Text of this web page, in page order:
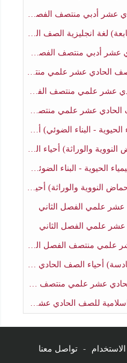
أدبي منتصف الفصل الثاني
الصف الحادي عشر أدبي الفصل الثاني
أدبي منتصف الفصل الثاني
عشر علمي منتصف الفصل الثاني
علمي منتصف الفصل الثاني
علمي منتصف الفصل الثاني
أحياء الصف الحادي عشر علمي الفصل الثاني
الصف الحادي عشر علمي منتصف الفصل الثاني
أحياء الصف الحادي عشر علمي الفصل الثاني
الصف الحادي عشر علمي منتصف الفصل الثاني
عشر علمي الفصل الثاني
عشر علمي الفصل الثاني
منتصف الفصل الثاني
عشر علمي منتصف الفصل الثاني
علمي منتصف الفصل الثاني
عشر علمي منتصف الفصل الثاني
- تواصل معنا